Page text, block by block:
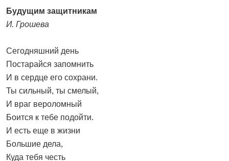
Будущим защитникам
И. Грошева
Сегодняшний день
Постарайся запомнить
И в сердце его сохрани.
Ты сильный, ты смелый,
И враг вероломный
Боится к тебе подойти.
И есть еще в жизни
Большие дела,
Куда тебя честь